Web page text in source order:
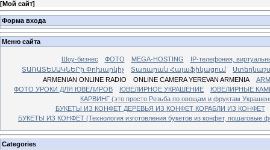
[Мой сайт]
Форма входа
Меню сайта
Шоу-бизнес ФОТО MEGA-HOSTING
IP-телефония,
ՏԱՌԱՏԵՍԱԿՆԵՐի Փոխարկիչ
Տառարան Հայաֆիկացում
ARMENIAN ONLINE RADIO
ONLINE CAMERA YEREVAN ARMENIA
ФОТО УРОКИ ДЛЯ ЮВЕЛИРОВ
ЮВЕЛИРНОЕ УКРАШЕНИЕ
ЮВЕЛИРНЫЕ
КАРВИНГ (это просто Резьба по овощам и фруктам
БУКЕТЫ ИЗ КОНФЕТ ДЕРЕВЬЯ ИЗ КОНФЕТ КОРАБЛИ ИЗ КОНФЕТ
БУКЕТЫ ИЗ КОНФЕТ (Технология изготовления букетов из конфет, пошаговые
Categories